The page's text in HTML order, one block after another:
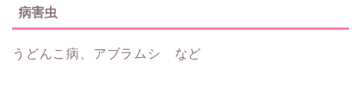
病害虫
うどんこ病、アブラムシ など